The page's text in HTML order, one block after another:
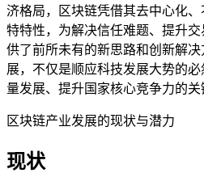
济格局，区块链凭借其去中心化
特特性，为解决信任难题、提升
供了前所未有的新思路和创新解
展，不仅是顺应科技发展大势的
量发展、提升国家核心竞争力的关
区块链产业发展的现状与潜力
现状